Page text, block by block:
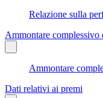
Relazione sulla
Ammontare complessivo
Ammontare
Dati relativi ai premi